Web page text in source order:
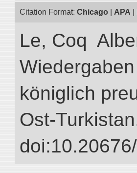
Citation Format: Chicago APA
Le, Coq
königlich
Ost-